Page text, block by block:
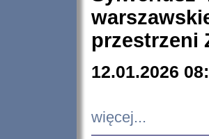
przestrzeni
12.01.2026
więcej...